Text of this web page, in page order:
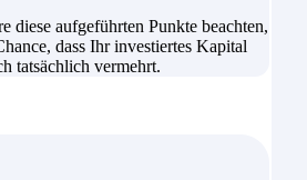
diese aufgeführten Punkte beachten,
dass Ihr investiertes Kapital
tatsächlich vermehrt.